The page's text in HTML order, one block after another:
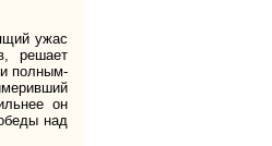
ужас
решает
полным-
он
над